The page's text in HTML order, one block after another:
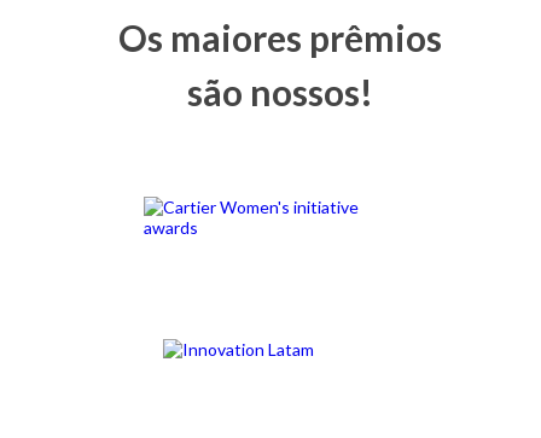
Os maiores prêmios
são nossos!